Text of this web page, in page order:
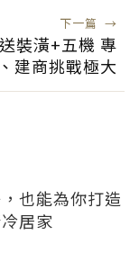
下一篇 →
裝潢+五機 專
建商挑戰極大
也能為你打造
居家